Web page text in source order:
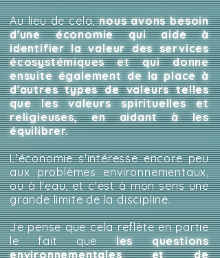
Au lieu de cela,nous avons besoin
d'une économie qui aide à
identifier la valeur des services
écosystémiques et qui donne
ensuite également de la place à
d'autres types de valeurs telles
que les valeurs spirituelles et
religieuses, en aidant à les
équilibrer.
L'économie s'intéresse encore peu
aux problèmes environnementaux,
ou à l'eau, et c'est à mon sens une
grande limite de la discipline.
Je pense que cela reflète en partie
le fait queles questions
environnementales et de